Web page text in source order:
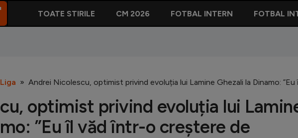
TOATE STIRILE CM 2026 FOTBAL INTERN FOTBAL
Andrei Nicolescu, optimist privind evoluția lui Lamine Ghezali la Dinamo:
optimist privind evoluția lui
”Eu îl văd într-o creștere de